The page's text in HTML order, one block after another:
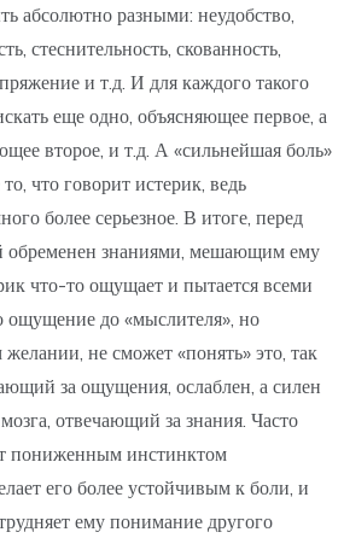
абсолютно разными: неудобство,
стеснительность, скованность,
и т.д. И для каждого такого
еще одно, объясняющее первое, а
второе, и т.д. А «сильнейшая боль»
что говорит истерик, ведь
более серьезное. В итоге, перед
обременен знаниями, мешающим ему
что-то ощущает и пытается всеми
ощущение до «мыслителя», но
не сможет «понять» это, так
за ощущения, ослаблен, а силен
отвечающий за знания. Часто
пониженным инстинктом
его более устойчивым к боли, и
ему понимание другого